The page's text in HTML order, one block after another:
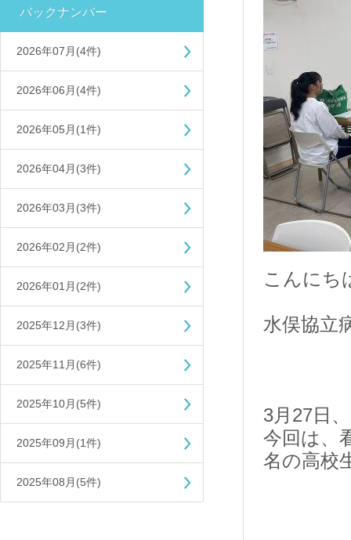
バックナンバー
2026年07月(4件)
2026年06月(4件)
2026年05月(1件)
2026年04月(3件)
2026年03月(3件)
2026年02月(2件)
2026年01月(2件)
2025年12月(3件)
2025年11月(6件)
2025年10月(5件)
2025年09月(1件)
2025年08月(5件)
こんにち
水俣協立
3月27日
今回は、
名の高校